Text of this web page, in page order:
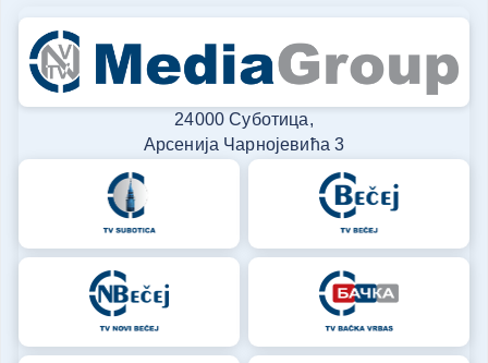
24000 Суботица,
Арсенија Чарнојевића 3